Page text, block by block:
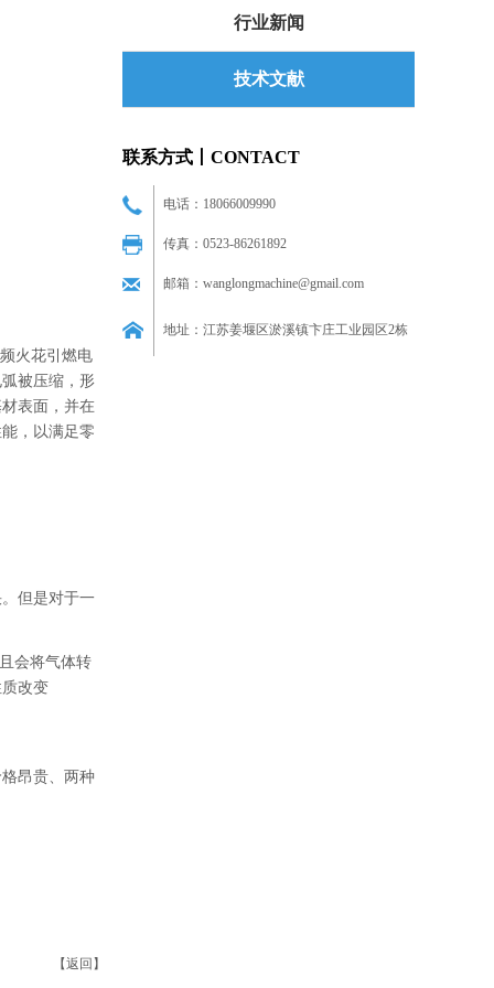
火花引燃电
被压缩，形
表面，并在
，以满足零
但是对于一
会将气体转
改变
昂贵、两种
【返回 】
行业新闻
技术文献
联系方式丨CONTACT
电话：18066009990
传真：0523-86261892
邮箱：wanglongmachine@gmail.com
地址：江苏姜堰区淤溪镇卞庄工业园区2栋